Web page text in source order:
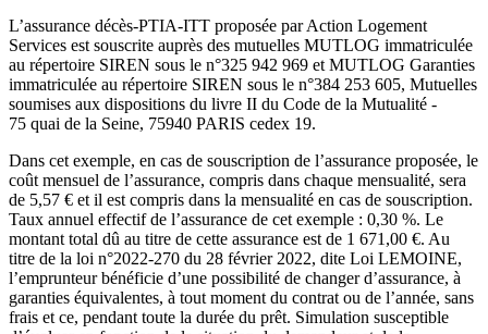
L’assurance décès-PTIA-ITT proposée par Action Logement
Services est souscrite auprès des mutuelles MUTLOG immatriculée
au répertoire SIREN sous le n°325 942 969 et MUTLOG Garanties
immatriculée au répertoire SIREN sous le n°384 253 605, Mutuelles
soumises aux dispositions du livre II du Code de la Mutualité -
75 quai de la Seine, 75940 PARIS cedex 19.
Dans cet exemple, en cas de souscription de l’assurance proposée, le
coût mensuel de l’assurance, compris dans chaque mensualité, sera
de 5,57 € et il est compris dans la mensualité en cas de souscription.
Taux annuel effectif de l’assurance de cet exemple : 0,30 %. Le
montant total dû au titre de cette assurance est de 1 671,00 €. Au
titre de la loi n°2022-270 du 28 février 2022, dite Loi LEMOINE,
l’emprunteur bénéficie d’une possibilité de changer d’assurance, à
garanties équivalentes, à tout moment du contrat ou de l’année, sans
frais et ce, pendant toute la durée du prêt. Simulation susceptible